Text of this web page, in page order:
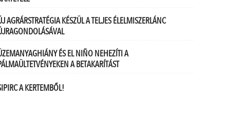
AGRÁRSTRATÉGIA KÉSZÜL A TELJES ÉLELMISZERLÁNC
ÉS EL NIÑO NEHEZÍTI A
A BETAKARÍTÁST
A KERTEMBŐL!